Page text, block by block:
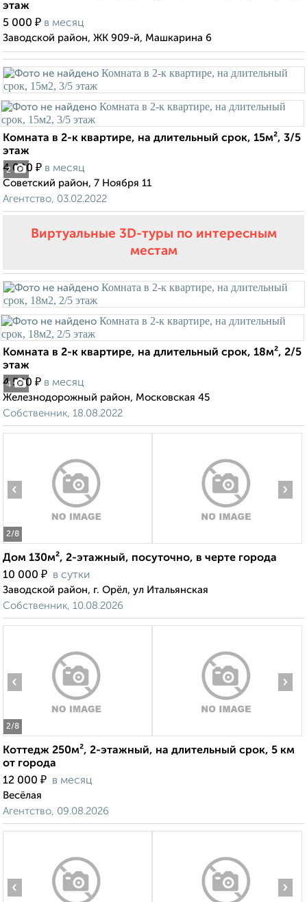
этаж
5 000 ₽ в месяц
Заводской район, ЖК 909-й, Машкарина 6
2
Комната в 2-к квартире, на длительный срок, 15м², 3/5
этаж
4 000 ₽ в месяц
Советский район, 7 Ноября 11
Агентство, 03.02.2022
Виртуальные 3D-туры по интересным
местам
4
Комната в 2-к квартире, на длительный срок, 18м², 2/5
этаж
4 500 ₽ в месяц
Железнодорожный район, Московская 45
Собственник, 18.08.2022
2/8
‹ ›
Дом 130м², 2-этажный, посуточно, в черте города
10 000 ₽ в сутки
Заводской район, г. Орёл, ул Итальянская
Собственник, 10.08.2026
2/8
‹ ›
Коттедж 250м², 2-этажный, на длительный срок, 5 км
от города
12 000 ₽ в месяц
Весёлая
Агентство, 09.08.2026
‹ ›